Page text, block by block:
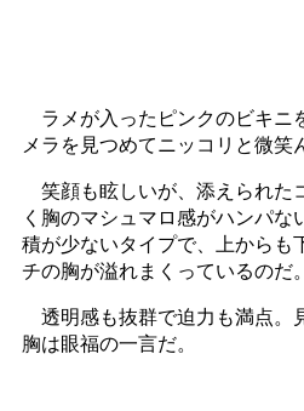
ラメが入ったピンクのビキニ
メラを見つめてニッコリと微笑
笑顔も眩しいが、添えられた
く胸のマシュマロ感がハンパ
積が少ないタイプで、上からも
チの胸が溢れまくっているのだ。
透明感も抜群で迫力も満点。
胸は眼福の一言だ。